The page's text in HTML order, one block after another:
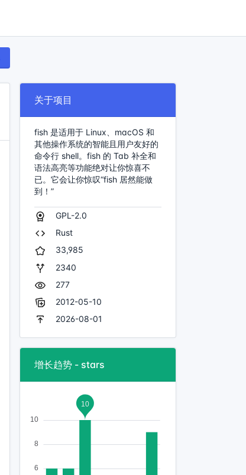
关于项目
fish 是适用于 Linux、macOS 和
其他操作系统的智能且用户友好的
命令行 shell。fish 的 Tab 补全和
语法高亮等功能绝对让你惊喜不
已。它会让你惊叹“fish 居然能做
到！”
GPL-2.0
Rust
33,985
2340
277
2012-05-10
2026-08-01
增长趋势 - stars